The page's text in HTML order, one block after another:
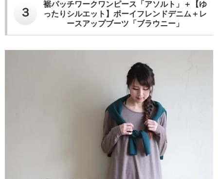
３
裾パッチワークワンピース「アソルト」＋【ゆ
ったりシルエット】ボーイフレンドデニム＋レ
ースアップブーツ「ブラウニー」